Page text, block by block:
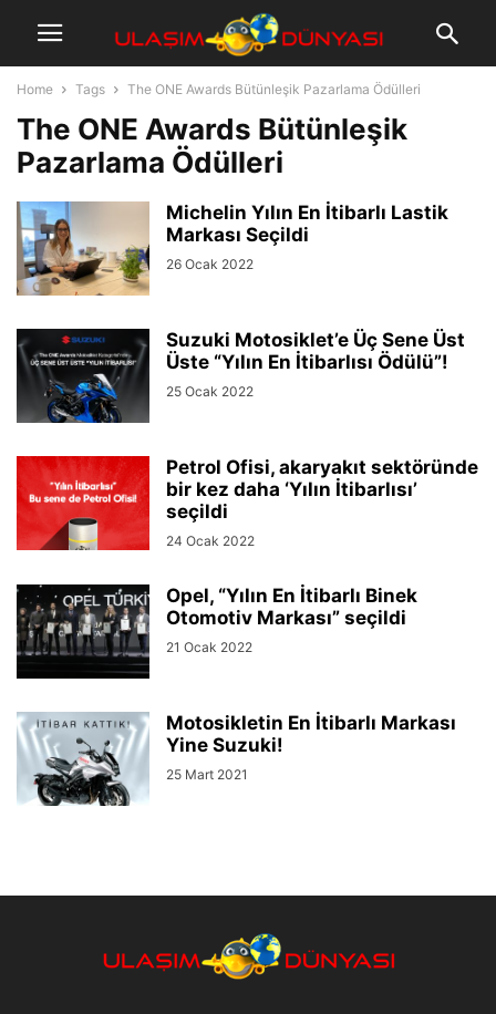
Home Tags The ONE Awards Bütünleşik Pazarlama Ödülleri
The ONE Awards Bütünleşik
Pazarlama Ödülleri
Michelin Yılın En İtibarlı Lastik
Markası Seçildi
26 Ocak 2022
Suzuki Motosiklet’e Üç Sene Üst
Üste “Yılın En İtibarlısı Ödülü”!
25 Ocak 2022
Petrol Ofisi, akaryakıt sektöründe
bir kez daha ‘Yılın İtibarlısı’
seçildi
24 Ocak 2022
Opel, “Yılın En İtibarlı Binek
Otomotiv Markası” seçildi
21 Ocak 2022
Motosikletin En İtibarlı Markası
Yine Suzuki!
25 Mart 2021